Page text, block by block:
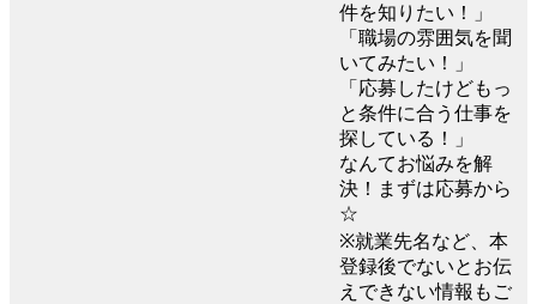
件を知りたい！」
「職場の雰囲気を聞
いてみたい！」
「応募したけどもっ
と条件に合う仕事を
探している！」
なんてお悩みを解
決！まずは応募から
☆
※就業先名など、本
登録後でないとお伝
えできない情報もご